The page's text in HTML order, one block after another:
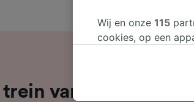
trein van Luchthaven
Wij en onze 115
cookies, op een
wijzigen door
bezwaar te maken